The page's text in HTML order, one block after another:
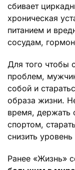
сбивает
хроническая
питанием и
сосудам,
Для того чтобы
проблем,
собой и
образа жизни.
время, держать
спортом,
снизить уровень
Ранее «Жизнь»